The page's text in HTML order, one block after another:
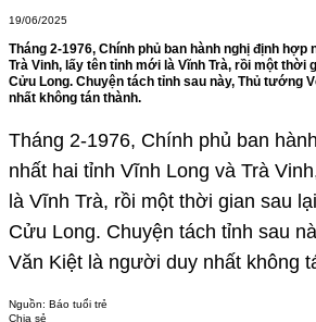
19/06/2025
Tháng 2-1976, Chính phủ ban hành nghị định hợp
Trà Vinh, lấy tên tỉnh mới là Vĩnh Trà, rồi một thời
Cửu Long. Chuyện tách tỉnh sau này, Thủ tướng
nhất không tán thành.
Tháng 2-1976, Chính phủ ban
nhất hai tỉnh Vĩnh Long và Trà
là Vĩnh Trà, rồi một thời gian sau
Cửu Long. Chuyện tách tỉnh sau
Văn Kiệt là người duy nhất không
Nguồn: Báo tuổi trẻ
Chia sẻ